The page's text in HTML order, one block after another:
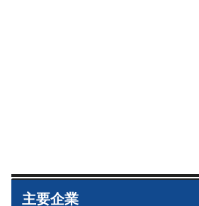
主要企業